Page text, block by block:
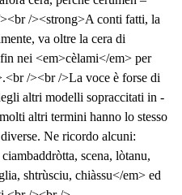
/><strong>A conti fatti, la
va oltre la cera di
nei <em>cèlami</em> per
/><br />La voce è forse di
altri modelli sopraccitati in -
altri termini hanno lo stesso
Ne ricordo alcuni:
scena, lòtanu,
shtrùsciu, chiàssu</em> ed